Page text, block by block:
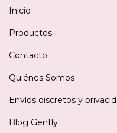
Inicio
Productos
Contacto
Quiénes Somos
Envíos discretos y
Blog Gently